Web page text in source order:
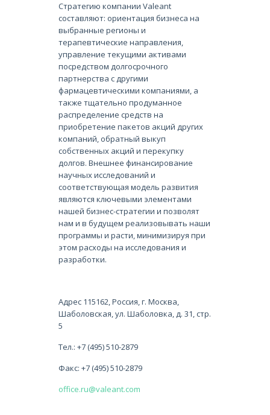
Стратегию компании Valeant
составляют: ориентация бизнеса на
выбранные регионы и
терапевтические направления,
управление текущими активами
посредством долгосрочного
партнерства с другими
фармацевтическими компаниями, а
также тщательно продуманное
распределение средств на
приобретение пакетов акций других
компаний, обратный выкуп
собственных акций и перекупку
долгов. Внешнее финансирование
научных исследований и
соответствующая модель развития
являются ключевыми элементами
нашей бизнес-стратегии и позволят
нам и в будущем реализовывать наши
программы и расти, минимизируя при
этом расходы на исследования и
разработки.
Адрес 115162, Россия, г. Москва,
Шаболовская, ул. Шаболовка, д. 31, стр.
5
Тел.: +7 (495) 510-2879
Факс: +7 (495) 510-2879
office.ru@valeant.com